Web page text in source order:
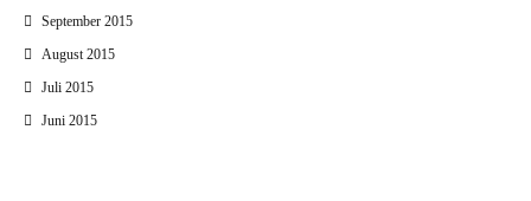
September 2015
August 2015
Juli 2015
Juni 2015